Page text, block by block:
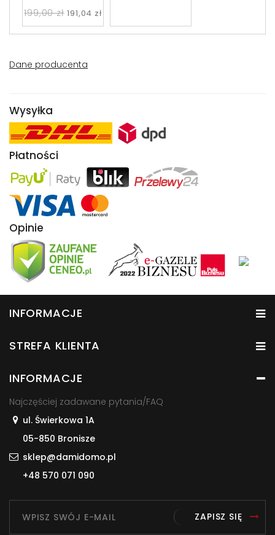
199,00 zł 191,04 zł
Dane producenta
Wysyłka
Płatności
Opinie
INFORMACJE
STREFA KLIENTA
INFORMACJE
Najczęściej zadawane pytania/FAQ
ul. Świerkowa 1A
05-850 Bronisze
sklep@damidomo.pl
+48 570 071 090
ZAPISZ SIĘ